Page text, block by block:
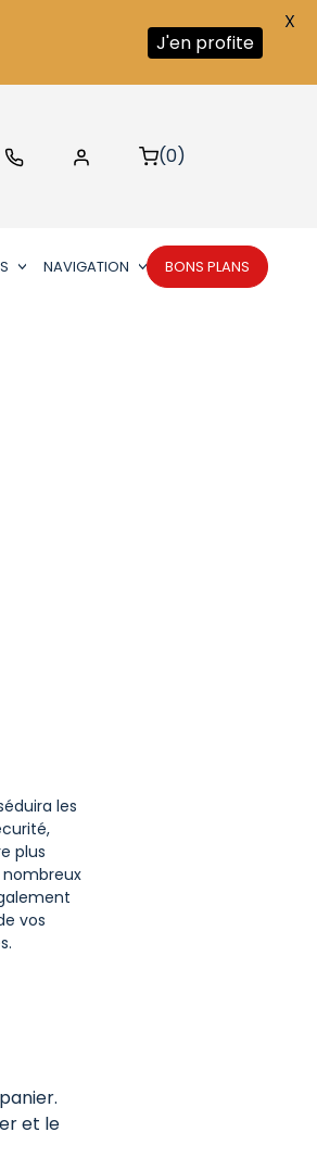
(0)
NAVIGATION BONS PLANS
les
plus
vos
et le
J'en profite
X